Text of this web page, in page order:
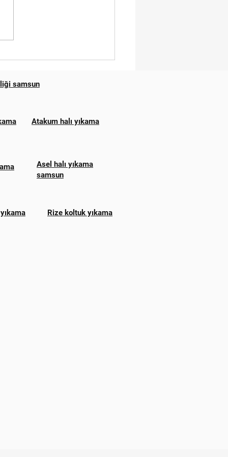
samsun
Atakum halı yıkama
Asel halı yıkama
samsun
Rize koltuk yıkama